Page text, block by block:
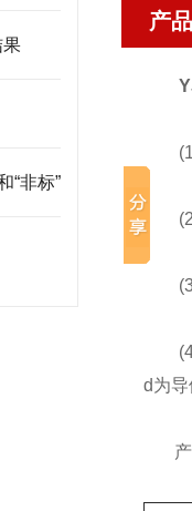
果
“非标”
产
(1)
(2)电
(3)
(4)
d为
产